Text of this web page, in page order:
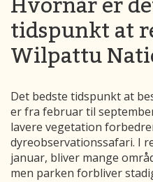
tidspunkt at
Wilpattu
Det bedste tidspunkt at
er fra februar til
lavere vegetation
dyreobservationssafari. I
januar, bliver mange
men parken forbliver